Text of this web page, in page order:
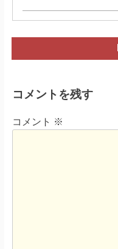
コメントを残す
コメント ※